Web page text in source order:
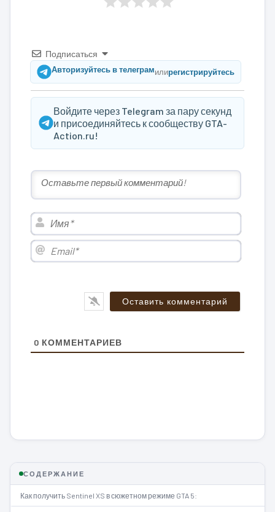
Подписаться
Авторизуйтесь в телеграмилирегистрируйтесь
Войдите через Telegram за пару секунд
и присоединяйтесь к сообществу GTA-
Action.ru!
Имя*
Email*
0 КОММЕНТАРИЕВ
СОДЕРЖАНИЕ
Как получить Sentinel XS в сюжетном режиме GTA 5: